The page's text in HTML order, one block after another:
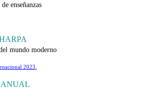
enseñanzas
mundo moderno